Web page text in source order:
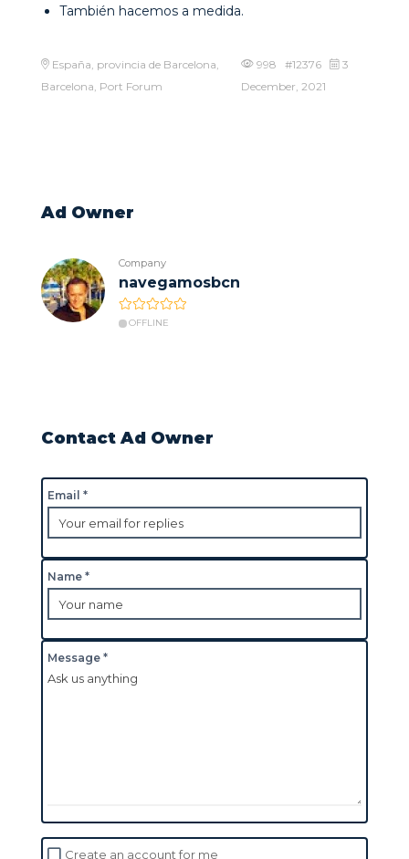
También hacemos a medida.
España, provincia de Barcelona,
Barcelona, Port Forum
998 #12376
3
December, 2021
Ad Owner
Company
navegamosbcn
OFFLINE
Contact Ad Owner
Email *
Name *
Message *
Create an account for me